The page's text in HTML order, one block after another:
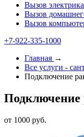
Вызов электрика
Вызов
Вызов
+7-922-335-1000
Главная →
Все услуги -
Подключение
Подключение
от 1000 руб.